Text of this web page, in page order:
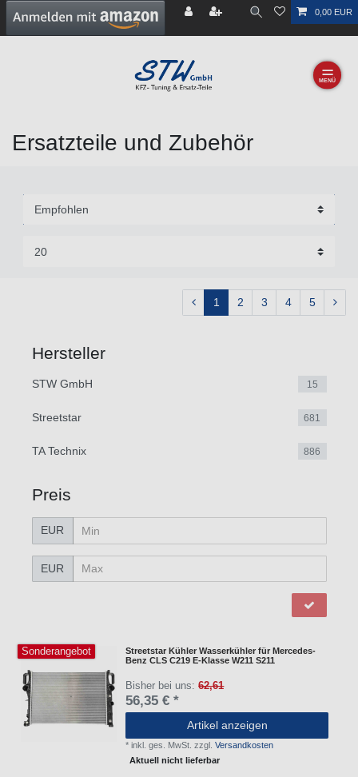
0,00 EUR
☰
Ersatzteile und Zubehör
1 2 3 4 5
Hersteller
STW GmbH 15
Streetstar 681
TA Technix 886
Preis
EUR
EUR
Sonderangebot
Streetstar Kühler Wasserkühler für Mercedes-
Benz CLS C219 E-Klasse W211 S211
Bisher bei uns:62,61
56,35 € *
Artikel anzeigen
*inkl. ges. MwSt. zzgl.Versandkosten
Aktuell nicht lieferbar